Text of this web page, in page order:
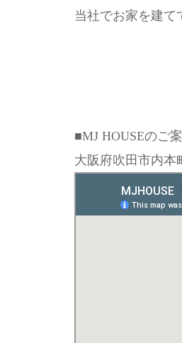
当社でお家を建て
■MJ HOUSEのご
大阪府吹田市内本